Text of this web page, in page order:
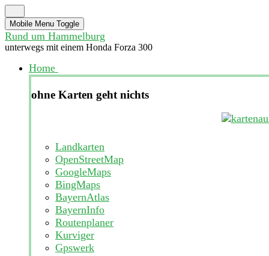
Mobile Menu Toggle
Rund um Hammelburg
unterwegs mit einem Honda Forza 300
Home
ohne Karten geht nichts
Landkarten
OpenStreetMap
GoogleMaps
BingMaps
BayernAtlas
BayernInfo
Routenplaner
Kurviger
Gpswerk